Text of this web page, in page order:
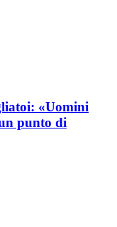
«Uomini
punto di